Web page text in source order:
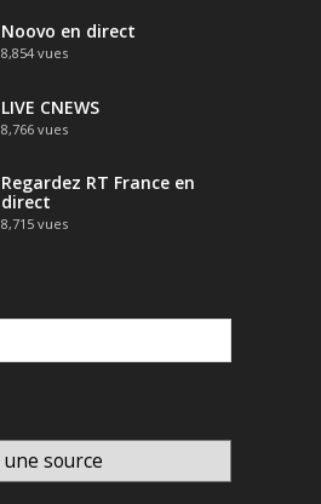
Noovo en direct
8,854 vues
LIVE CNEWS
8,766 vues
Regardez RT France en
direct
8,715 vues